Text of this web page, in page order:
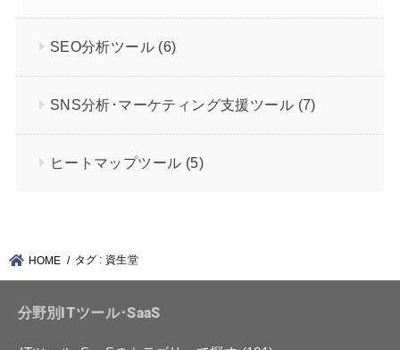
SEO分析ツール (6)
SNS分析･マーケティング支援ツール (7)
ヒートマップツール (5)
HOME タグ : 資生堂
分野別ITツール･SaaS